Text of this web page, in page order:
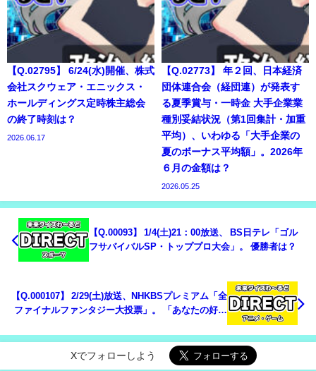
【Q.02795】 6/24(水)開催、株式
会社スクウェア・エニックス・
ホールディングス定時株主総会
の終了時刻は？
2026.06.17
【Q.02773】 年２回、日本経済
団体連合会（経団連）が発表す
る夏季賞与・一時金 大手企業業
種別妥結状況（第1回集計・加重
平均）、いわゆる「大手企業の
夏のボーナス平均額」。2026年
６月の金額は？
2026.05.25
【Q.00093】 1/4(土)21：00放送、 BS日テレ「ゴル
フサバイバルSP・トッププロ大会」。 優勝者は？
【Q.000107】 2/29(土)放送、NHKBSプレミアム「全
ファイナルファンタジー大投票」。 「あなたの好き
Xでフォローしよう